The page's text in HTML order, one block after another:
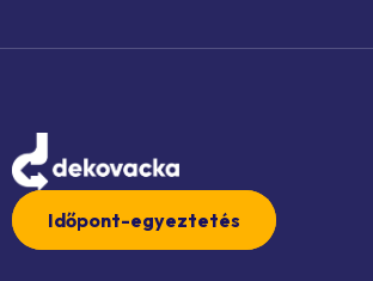
Időpont-egyeztetés